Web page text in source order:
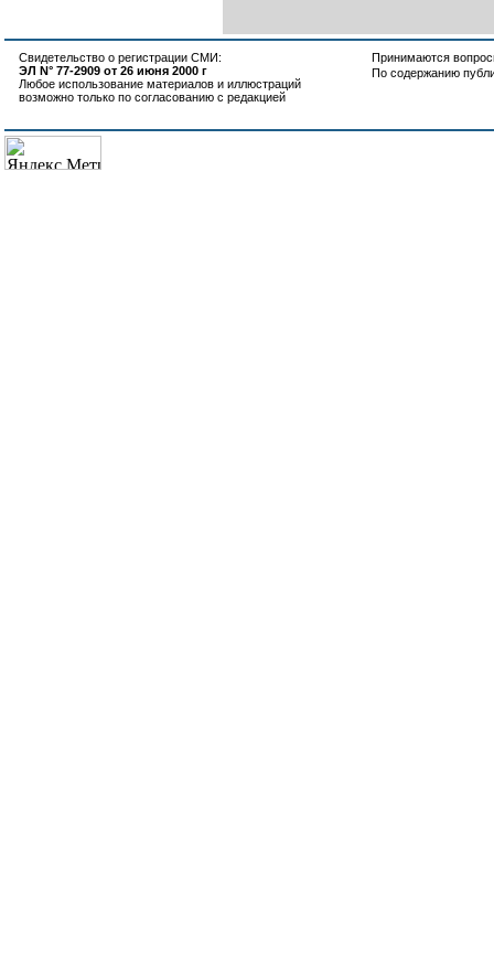
Свидетельство о регистрации СМИ:
ЭЛ N° 77-2909 от 26 июня 2000 г
Любое использование материалов и иллюстраций
возможно только по согласованию с редакцией
Принимаются
По содержанию